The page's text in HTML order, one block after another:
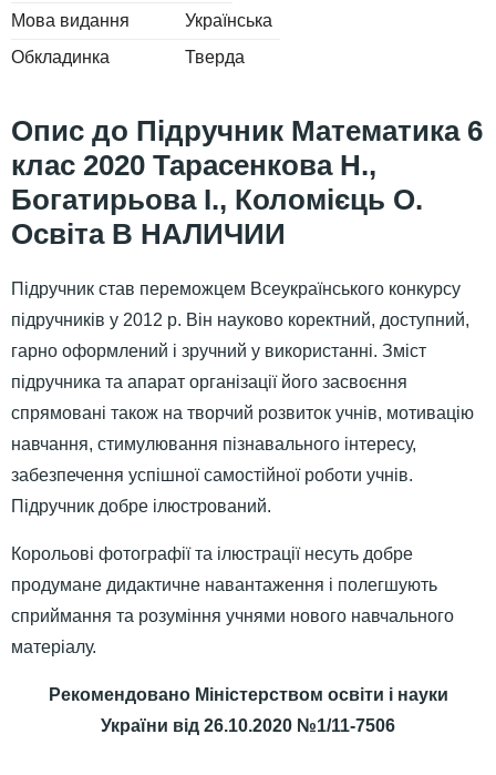
Мова видання
Українська
Обкладинка
Тверда
Підручник Математика 6
клас 2020 Тарасенкова Н.,
Богатирьова І., Коломієць О.
Освіта В НАЛИЧИИ
Підручник став переможцем Всеукраїнського конкурсу
підручників у 2012 р. Він науково коректний, доступний,
гарно оформлений і зручний у використанні. Зміст
підручника та апарат організації його засвоєння
спрямовані також на творчий розвиток учнів, мотивацію
навчання, стимулювання пізнавального інтересу,
забезпечення успішної самостійної роботи учнів.
Підручник добре ілюстрований.
Корольові фотографії та ілюстрації несуть добре
продумане дидактичне навантаження і полегшують
сприймання та розуміння учнями нового навчального
матеріалу.
Рекомендовано Міністерством освіти і науки
України від 26.10.2020 №1/11-7506